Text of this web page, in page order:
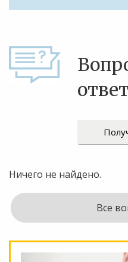
Ничего не найдено.
Все